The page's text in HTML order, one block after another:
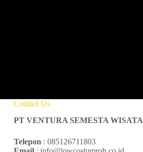
Contact Us
PT VENTURA SEMESTA WISATA
Telepon : 085126711803